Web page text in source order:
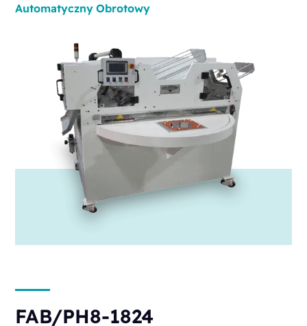
Automatyczny Obrotowy
FAB/PH8-1824